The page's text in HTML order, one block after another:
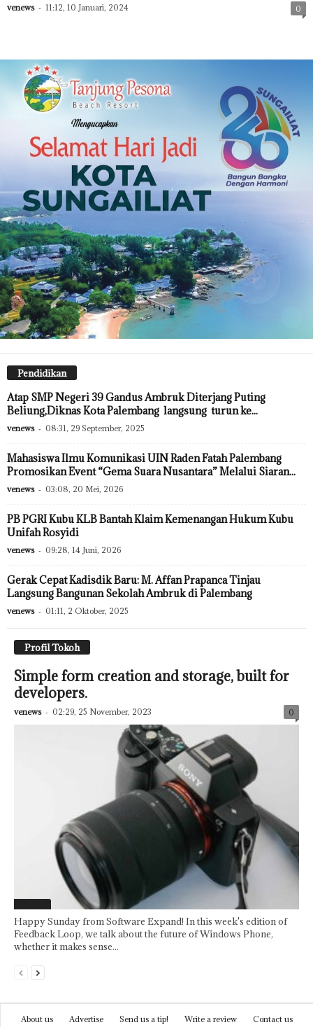
venews - 11:12, 10 Januari, 2024 0
Pendidikan
Atap SMP Negeri 39 Gandus Ambruk Diterjang Puting
Beliung,Diknas Kota Palembang langsung turun ke...
venews - 08:31, 29 September, 2025
Mahasiswa Ilmu Komunikasi UIN Raden Fatah Palembang
Promosikan Event “Gema Suara Nusantara” Melalui Siaran...
venews - 03:08, 20 Mei, 2026
PB PGRI Kubu KLB Bantah Klaim Kemenangan Hukum Kubu
Unifah Rosyidi
venews - 09:28, 14 Juni, 2026
Gerak Cepat Kadisdik Baru: M. Affan Prapanca Tinjau
Langsung Bangunan Sekolah Ambruk di Palembang
venews - 01:11, 2 Oktober, 2025
Profil Tokoh
Simple form creation and storage, built for
developers.
venews - 02:29, 25 November, 2023 0
Happy Sunday from Software Expand! In this week's edition of
Feedback Loop, we talk about the future of Windows Phone,
whether it makes sense...
About us Advertise Send us a tip! Write a review Contact us